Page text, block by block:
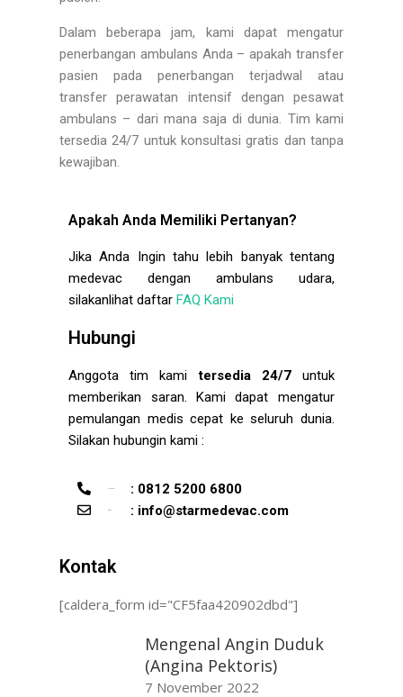
Dalam beberapa jam, kami dapat mengatur
penerbangan ambulans Anda – apakah transfer
pasien pada penerbangan terjadwal atau
transfer perawatan intensif dengan pesawat
ambulans – dari mana saja di dunia. Tim kami
tersedia 24/7 untuk konsultasi gratis dan tanpa
kewajiban.
Apakah Anda Memiliki Pertanyan?
Jika Anda Ingin tahu lebih banyak tentang
medevac dengan ambulans udara,
silakanlihat daftarFAQ Kami
Hubungi
Anggota tim kamitersedia 24/7untuk
memberikan saran. Kami dapat mengatur
pemulangan medis cepat ke seluruh dunia.
Silakan hubungin kami :
: 0812 5200 6800
: info@starmedevac.com
Kontak
[caldera_form id="CF5faa420902dbd"]
Mengenal Angin Duduk
(Angina Pektoris)
7 November 2022